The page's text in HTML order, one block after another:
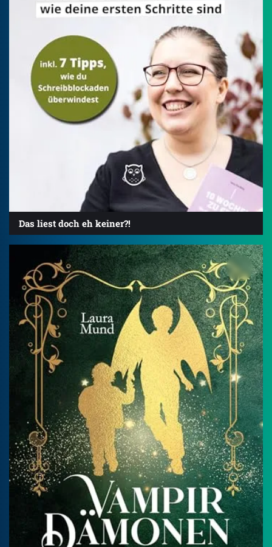
Das liest doch eh keiner?!